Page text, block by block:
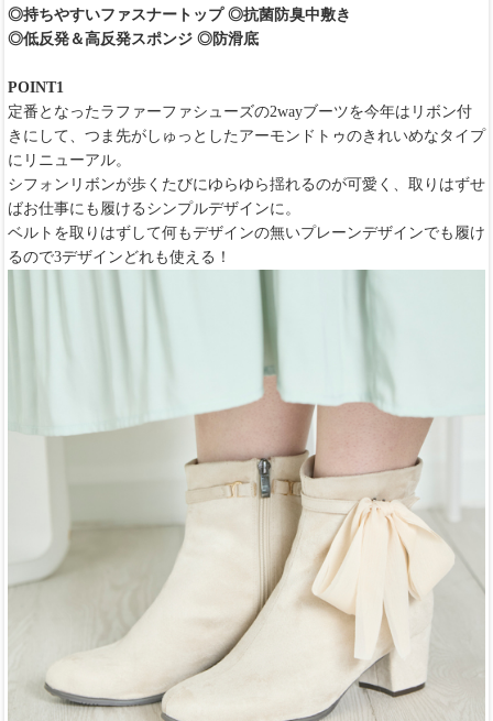
◎持ちやすいファスナートップ ◎抗菌防臭中敷き
◎低反発＆高反発スポンジ ◎防滑底
POINT1
定番となったラファーファシューズの2wayブーツを今年はリボン付
きにして、つま先がしゅっとしたアーモンドトゥのきれいめなタイプ
にリニューアル。
シフォンリボンが歩くたびにゆらゆら揺れるのが可愛く、取りはずせ
ばお仕事にも履けるシンプルデザインに。
ベルトを取りはずして何もデザインの無いプレーンデザインでも履け
るので3デザインどれも使える！